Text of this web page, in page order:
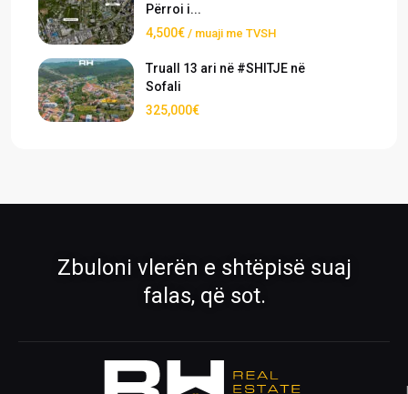
Përroi i...
4,500€ / muaji me TVSH
Truall 13 ari në #SHITJE në
Sofali
325,000€
Zbuloni vlerën e shtëpisë suaj
falas, që sot.
Mëso më shumë për ekipin tonë
Kontakti
Na kontaktoni për çdo pyetje